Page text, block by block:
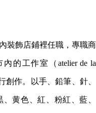
裝飾店鋪裡任職，專職商
的工作室（atelier de la
創作。以手、鉛筆、針、
黄色、紅、粉紅、藍、